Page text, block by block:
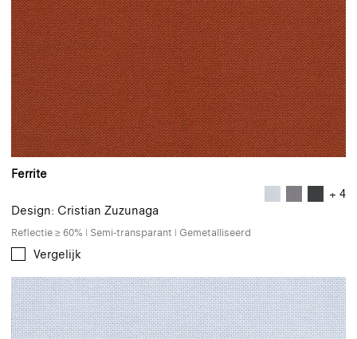
Ferrite
+ 4
Design: Cristian Zuzunaga
Reflectie ≥ 60% | Semi-transparant | Gemetalliseerd
Vergelijk